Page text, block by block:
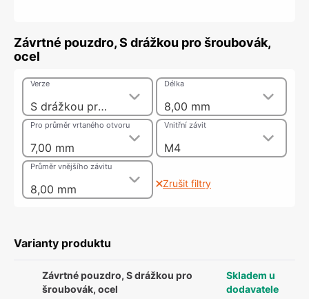
Závrtné pouzdro, S drážkou pro šroubovák,
ocel
S drážkou pro šroubovák
Verze
8,00 mm
Délka
7,00 mm
Pro průměr vrtaného otvoru
M4
Vnitřní závit
8,00 mm
Průměr vnějšího závitu
Zrušit filtry
Varianty produktu
Závrtné pouzdro, S drážkou pro
šroubovák, ocel
Skladem u
dodavatele